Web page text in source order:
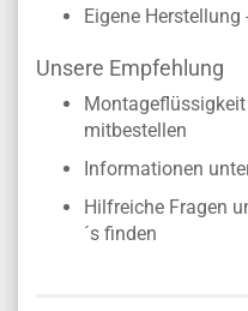
Eigene Herstellung
Unsere Empfehlung
mitbestellen
Informationen
Hilfreiche Fragen
´s finden